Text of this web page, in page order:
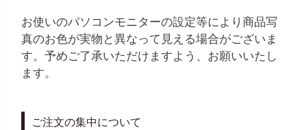
お使いのパソコンモニターの設定等により商品写
真のお色が実物と異なって見える場合がございま
す。予めご了承いただけますよう、お願いいたし
ます。
ご注文の集中について